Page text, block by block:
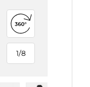
1/
von
8
360°-Ansicht öffnen